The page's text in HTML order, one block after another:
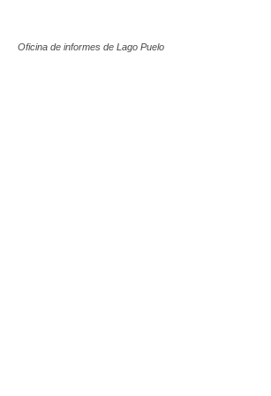
Oficina de informes de Lago Puelo